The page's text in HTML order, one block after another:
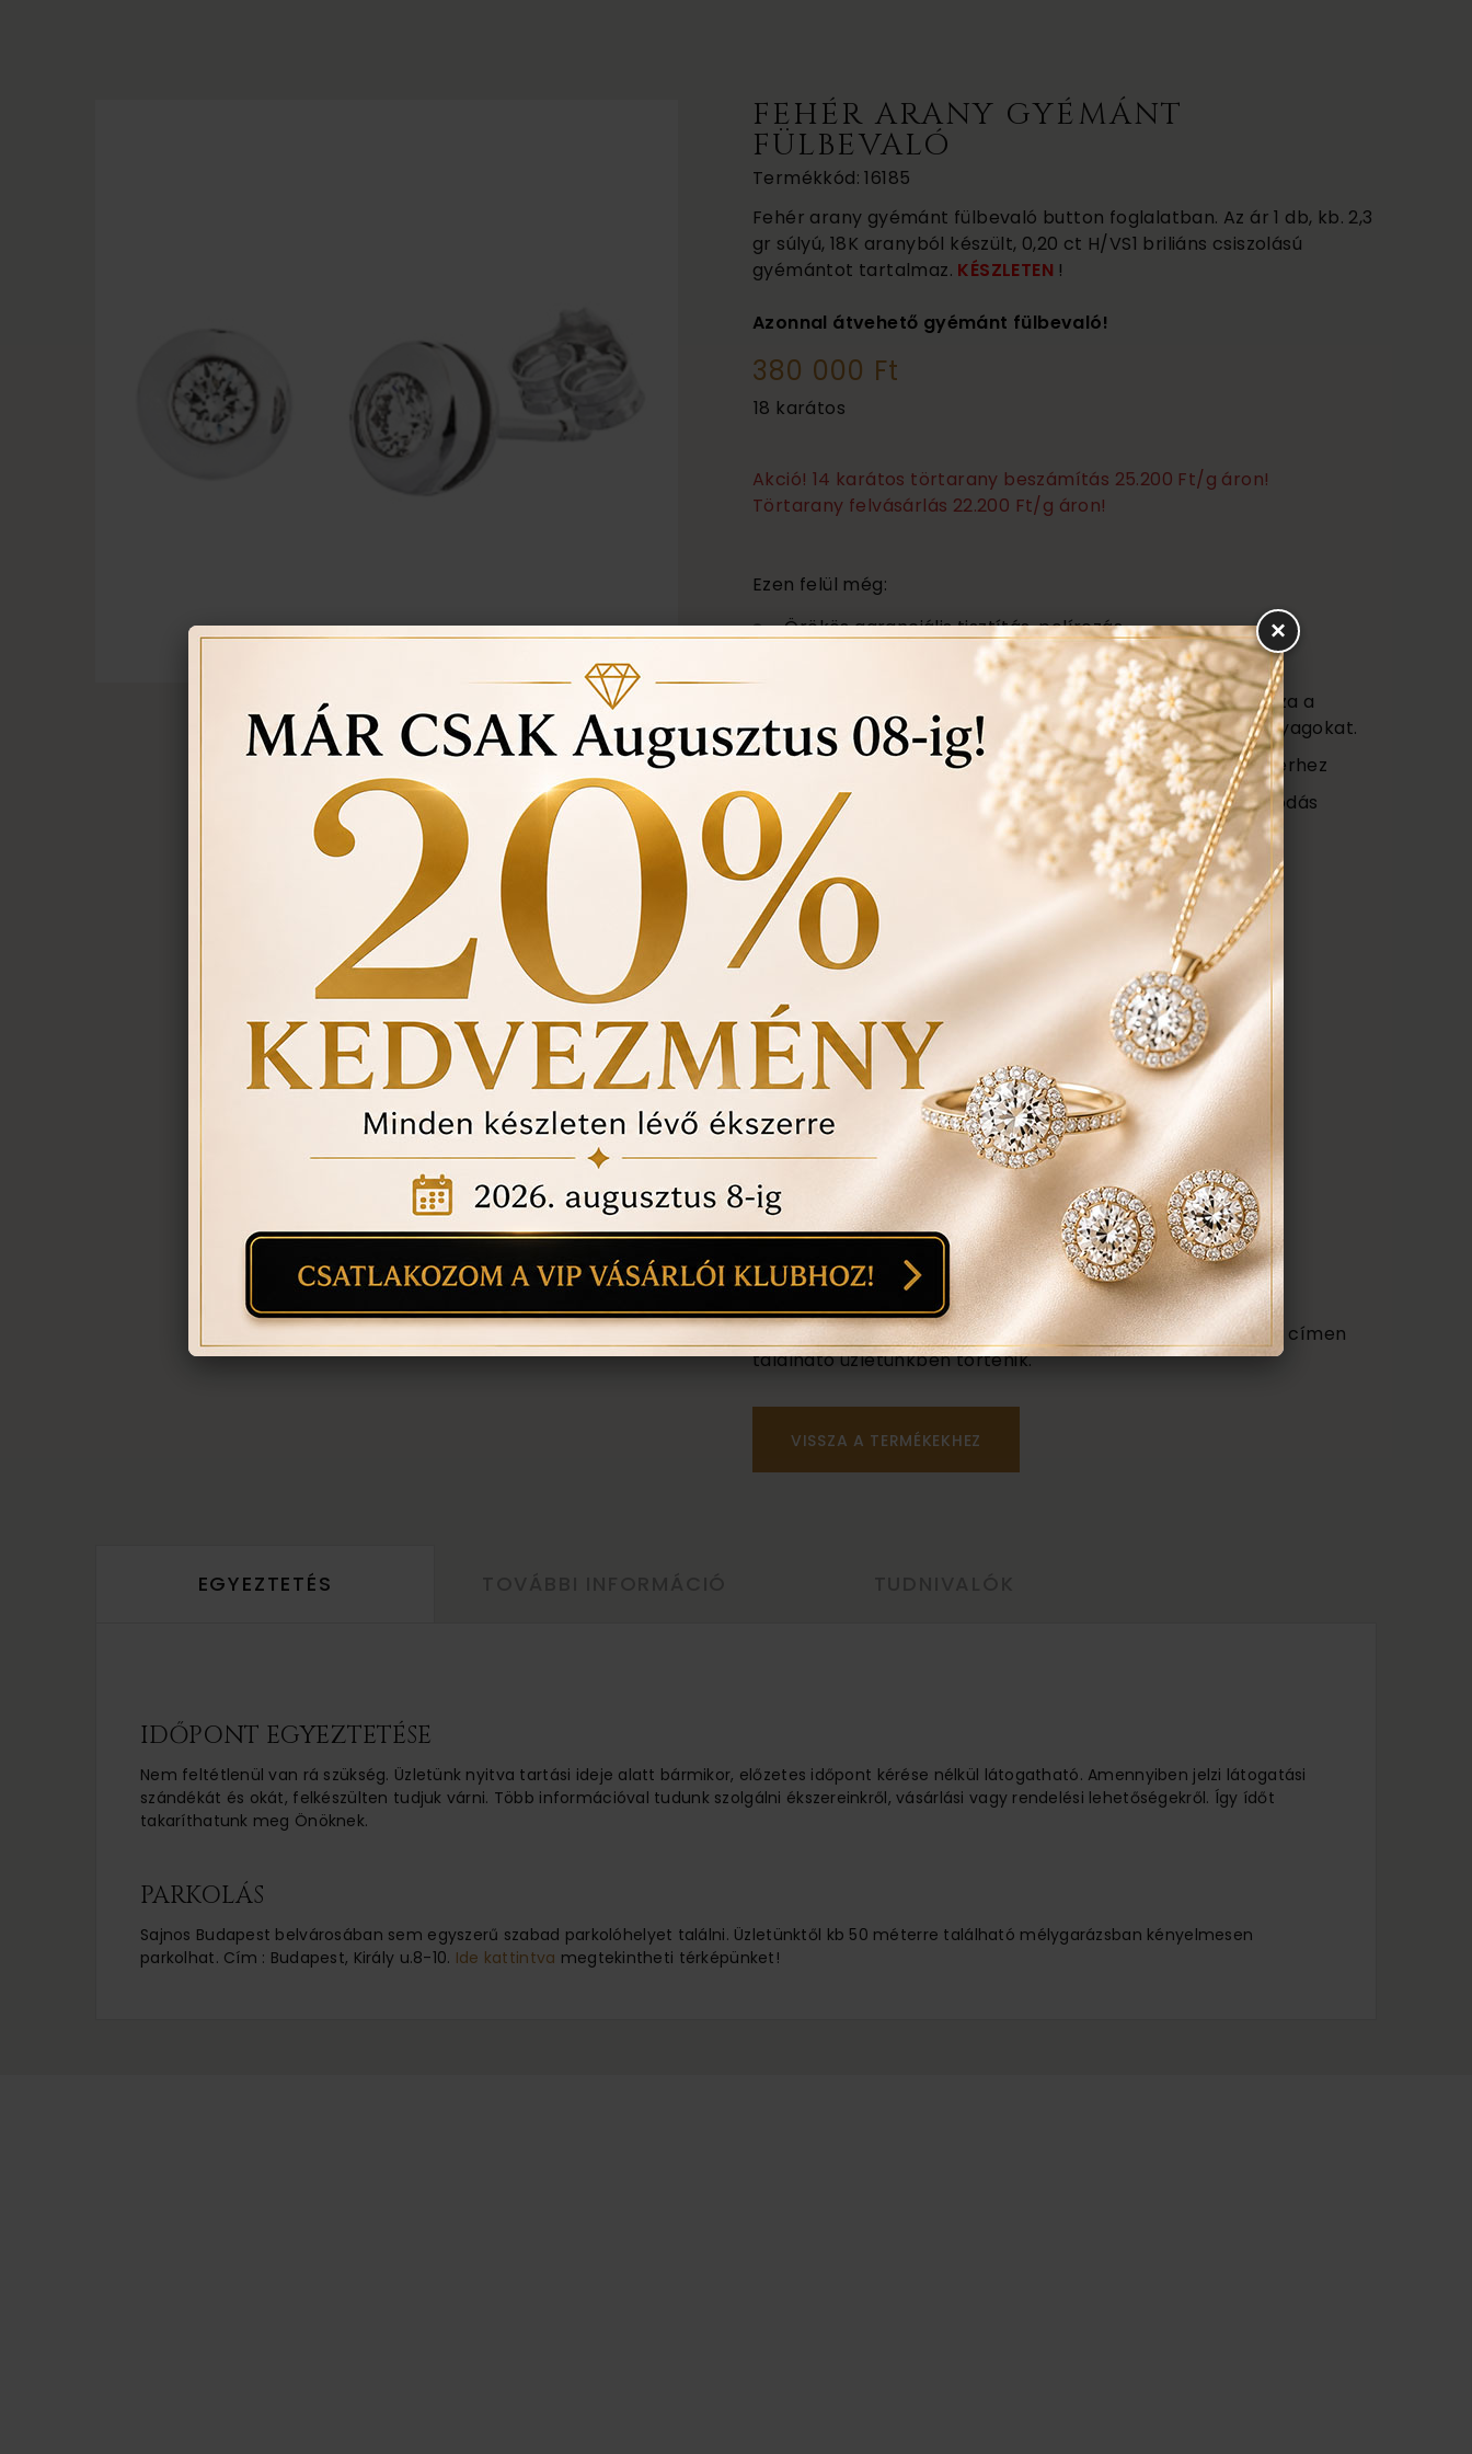
FEHÉR ARANY GYÉMÁNT
FÜLBEVALÓ
Termékkód: 16185
Fehér arany gyémánt fülbevaló button foglalatban. Az ár 1 db, kb. 2,3
gr súlyú, 18K aranyból készült, 0,20 ct H/VS1 briliáns csiszolású
gyémántot tartalmaz. KÉSZLETEN !
Azonnal átvehető gyémánt fülbevaló!
380 000 Ft
18 karátos
Akció! 14 karátos törtarany beszámítás 25.200 Ft/g áron!
Törtarany felvásárlás 22.200 Ft/g áron!
Ezen felül még:
Örökös garanciális tisztítás, polírozás
Ingyenes méret állítás
Vásárlási bizonylat avagy (Certificate) mely tartalmazza a
felhasznált kövek minőségét az ékszerben található anyagokat.
Ékszertartó doboz és ajándék tartó táska minden ékszerhez
Évente 1 alkalommal ingyenes ellenőrzés, rejtett károsodás
történt-e , mozgó kő, repedés a gyűrűn stb. Az általunk
felfedezett hibákat ingyenesen javítjuk.
ÉRDEKEL A TERMÉK, AJÁNLATOT KÉREK
darab
1
anyaga:
18 karátos
színe:
mint a képen
Személyes megtekintés a Budapest VII. kerület, Király u. 1/b címen
található üzletünkben történik.
VISSZA A TERMÉKEKHEZ
EGYEZTETÉS
IDŐPONT EGYEZTETÉSE
Nem feltétlenül van rá szükség. Üzletünk nyitva tartási ideje alatt bármikor, előzetes időpont kérése nélkül látogatható. Amennyiben jelzi látogatási
szándékát és okát, felkészülten tudjuk várni. Több információval tudunk szolgálni ékszereinkről, vásárlási vagy rendelési lehetőségekről. Így ídőt
takaríthatunk meg Önöknek.
PARKOLÁS
Sajnos Budapest belvárosában sem egyszerű szabad parkolóhelyet találni. Üzletünktől kb 50 méterre található mélygarázsban kényelmesen
parkolhat. Cím : Budapest, Király u.8-10. Ide kattintva megtekintheti térképünket!
×